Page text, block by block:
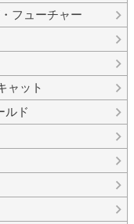
フューチャー
ャット
ルド